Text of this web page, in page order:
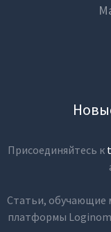
Присоединяйтесь к
Статьи, обучающие
платформы